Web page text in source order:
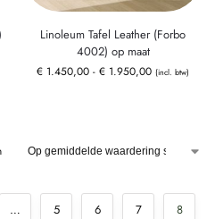
Linoleum Tafel Leather (Forbo
4002) op maat
€ 1.450,00 - € 1.950,00 (incl. btw)
… 5 6 7 8